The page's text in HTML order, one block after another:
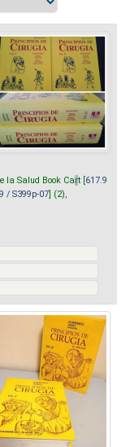
la Salud Book Cart [ 617.9
/ S399p-07 ] (2),